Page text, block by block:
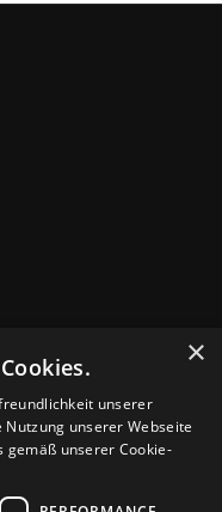
×
unserer
unserer Webseite
gemäß unserer Cookie-